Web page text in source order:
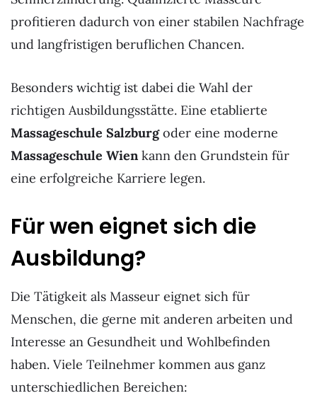
profitieren dadurch von einer stabilen Nachfrage
und langfristigen beruflichen Chancen.
Besonders wichtig ist dabei die Wahl der
richtigen Ausbildungsstätte. Eine etablierte
Massageschule Salzburgoder eine moderne
Massageschule Wienkann den Grundstein für
eine erfolgreiche Karriere legen.
Für wen eignet sich die
Ausbildung?
Die Tätigkeit als Masseur eignet sich für
Menschen, die gerne mit anderen arbeiten und
Interesse an Gesundheit und Wohlbefinden
haben. Viele Teilnehmer kommen aus ganz
unterschiedlichen Bereichen: